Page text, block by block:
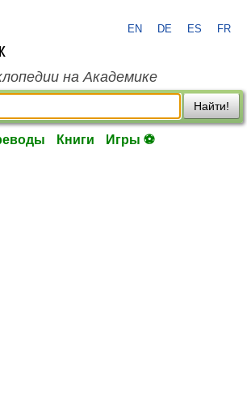
EN DE ES FR
на Академике
Найти!
Книги Игры ⚽